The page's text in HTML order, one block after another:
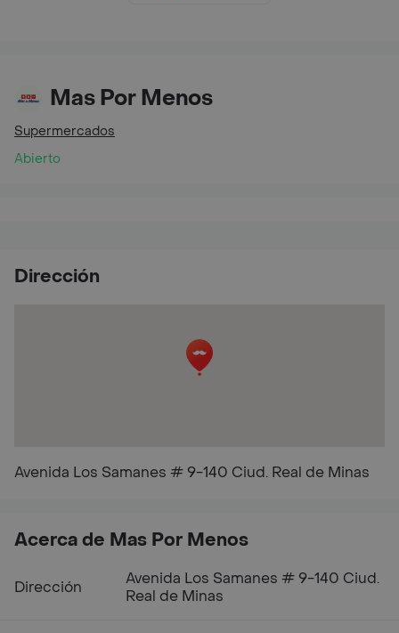
Mas Por Menos
Supermercados
Abierto
Dirección
Avenida Los Samanes # 9-140 Ciud. Real de Minas
Acerca de Mas Por Menos
Dirección
Avenida Los Samanes # 9-140 Ciud.
Real de Minas